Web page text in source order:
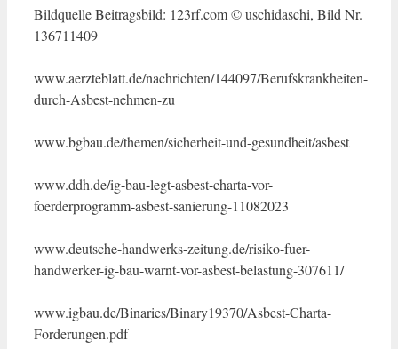
Bildquelle Beitragsbild: 123rf.com © uschidaschi, Bild Nr.
136711409
www.aerzteblatt.de/nachrichten/144097/Berufskrankheiten-
durch-Asbest-nehmen-zu
www.bgbau.de/themen/sicherheit-und-gesundheit/asbest
www.ddh.de/ig-bau-legt-asbest-charta-vor-
foerderprogramm-asbest-sanierung-11082023
www.deutsche-handwerks-zeitung.de/risiko-fuer-
handwerker-ig-bau-warnt-vor-asbest-belastung-307611/
www.igbau.de/Binaries/Binary19370/Asbest-Charta-
Forderungen.pdf